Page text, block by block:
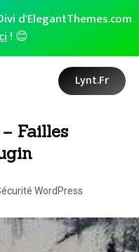
d'ElegantThemes.com
! 😊
Lynt.fr
Failles
WordPress